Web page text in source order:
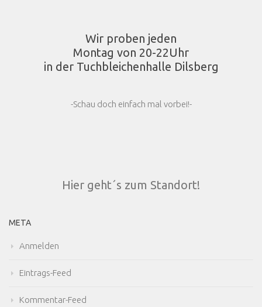
Wir proben jeden
Montag von 20-22Uhr
in der Tuchbleichenhalle Dilsberg
-Schau doch einfach mal vorbei!-
Hier geht´s zum Standort!
META
Anmelden
Eintrags-Feed
Kommentar-Feed